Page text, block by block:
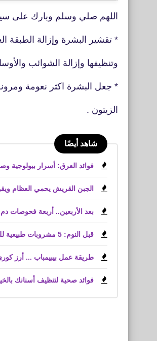
اللهم صلي وسلم وبارك على
* تقشير البشرة وإزالة الطبقة
وتنظيفها وإزالة الشوائب
* جعل البشرة اكثر نعومة
الزيتون .
شاهد أيضًا
فوائد العرق: أسرار بيولوجية
الجبن القريش يحمي العظام
بعد الأربعين.. أربعة فحوصات دم
قبل النوم: 5 مشروبات طبيعية للتخلص من التوتر وخفض الكوليسترول
طريقة عمل بيبيمباب ... أرز
فوائد صحية لتنظيف أسنانك